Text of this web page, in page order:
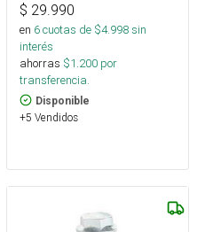
$ 29.990
en 6cuotas de $4.998sin
interés
ahorras $1.200 por
transferencia.
Disponible
+5 Vendidos